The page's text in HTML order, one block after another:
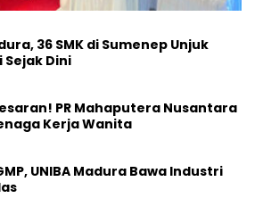
36 SMK di Sumenep Unjuk
Sejak Dini
PR Mahaputera Nusantara
Kerja Wanita
UNIBA Madura Bawa Industri